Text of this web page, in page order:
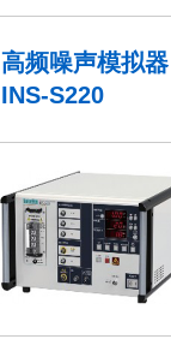
高频噪声模拟
INS-S220